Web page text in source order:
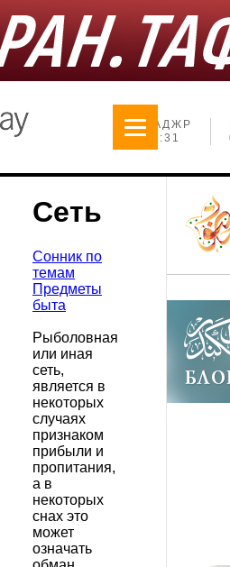
ФАДЖР
23:31
Сеть
Сонник по
темам
Предметы
быта
Рыболовная
или иная
сеть,
является в
некоторых
случаях
признаком
прибыли и
пропитания,
а в
некоторых
снах это
может
означать